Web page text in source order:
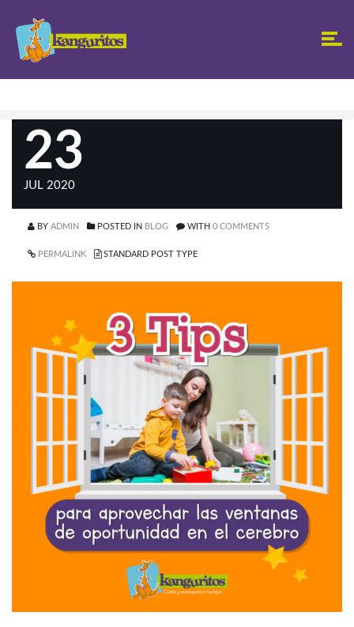
23
JUL 2020
BY ADMIN POSTED IN BLOG WITH 0 COMMENTS
PERMALINK STANDARD POST TYPE